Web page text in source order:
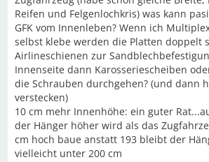
Reifen und Felgenlochkris) was kann
GFK vom Innenleben? Wenn ich
selbst klebe werden die Platten doppelt
Airlineschienen zur
Innenseite dann Karosseriescheiben
die Schrauben durchgehen? (und dann
verstecken)
10 cm mehr Innenhöhe: ein guter
der Hänger höher wird als das
cm hoch baue anstatt 193 bleibt der
vielleicht unter 200 cm